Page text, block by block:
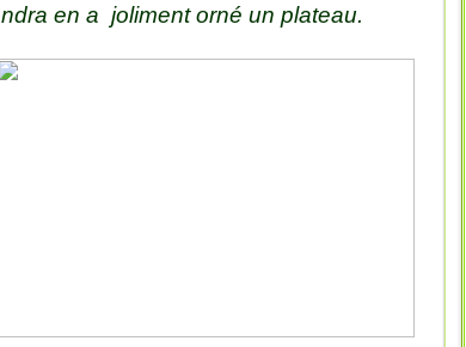
en a joliment orné un plateau.